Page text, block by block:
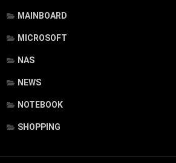
MAINBOARD
MICROSOFT
NAS
NEWS
NOTEBOOK
SHOPPING